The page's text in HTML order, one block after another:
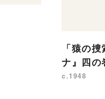
「猿の
ナ』四の
c.1948